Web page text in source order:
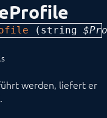
( string
werden, liefert er
.